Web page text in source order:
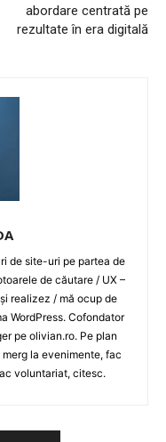
abordare centrată pe
rezultate în era digitală
de site-uri pe partea de
de căutare / UX –
realizez / mă ocup de
WordPress. Cofondator
pe olivian.ro. Pe plan
la evenimente, fac
voluntariat, citesc.